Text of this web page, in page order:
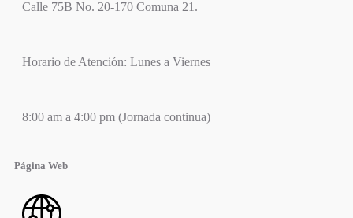
Calle 75B No. 20-170 Comuna 21.
Horario de Atención: Lunes a Viernes
8:00 am a 4:00 pm (Jornada continua)
Página Web